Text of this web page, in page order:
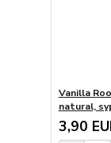
Vanilla
natural,
3,90